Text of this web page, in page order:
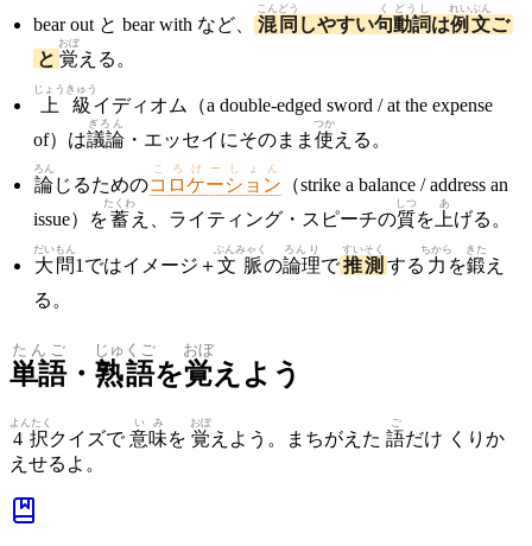
bear out と bear with など、 混同
こんどう
しやすい句
く
動詞
どうし
は例文
れいぶん
ご
と 覚
おぼ
える。
上級
じょうきゅう
イディオム（a double-edged sword / at the expense
of）は議論
ぎろん
・エッセイにそのまま 使
つか
える。
論
ろん
じるためのコロケーション
ころけーしょん
（strike a balance / address an
issue）を蓄
たくわ
え、ライティング・スピーチの質
しつ
を 上
あ
げる。
大
だい
問
もん
1ではイメージ＋文脈
ぶんみゃく
の論理
ろんり
で推測
すいそく
する 力
ちから
を鍛
きた
え
る。
単語
たんご
・ 熟語
じゅくご
を覚
おぼ
えよう
4択
よんたく
クイズで意味
いみ
を 覚
おぼ
えよう。まちがえた 語
ご
だけ くりか
えせるよ。